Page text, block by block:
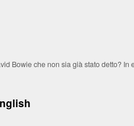
Bowie che non sia già stato detto? In